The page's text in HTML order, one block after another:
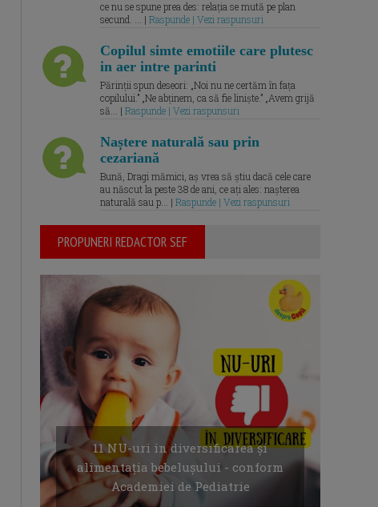
ce nu se spune prea des: relația se mută pe plan
secund. ... | Raspunde | Vezi raspunsuri
Copilul simte emotiile care plutesc
in aer intre parinti
Părinții spun deseori: „Noi nu ne certăm în fața
copilului.” „Ne abținem, ca să fie liniște.” „Avem grijă
să... | Raspunde | Vezi raspunsuri
Naștere naturală sau prin
cezariană
Bună, Dragi mămici, aș vrea să știu dacă cele care
au născut la peste 38 de ani, ce ați ales: nașterea
naturală sau p... | Raspunde | Vezi raspunsuri
PROPUNERI REDACTOR SEF
11 NU-uri in diversificarea și
alimentația bebelușului - conform
Academiei de Pediatrie